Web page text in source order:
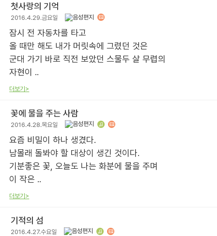
첫사랑의 기억
2016.4.29.금요일
잠시 전 자동차를 타고
올 때만 해도 내가 머릿속에 그렸던 것은
군대 가기 바로 직전 보았던 스물두 살 무렵의
자현이 ..
더보기>
꽃에 물을 주는 사람
2016.4.28.목요일
요즘 비밀이 하나 생겼다.
남몰래 돌봐야 할 대상이 생긴 것이다.
기분좋은 꽃, 오늘도 나는 화분에 물을 주며
이 작은 ..
더보기>
기적의 섬
2016.4.27.수요일